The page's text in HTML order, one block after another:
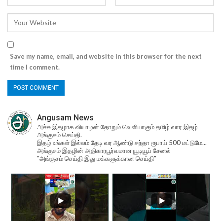
Save my name, email, and website in this browser for the next
time I comment.
Angusam News
அச்சு இதழாக வியாழன் தோறும் வெளியாகும் தமிழ் வார இதழ்
அங்குசம் செய்தி.
இதழ் உங்கள் இல்லம் தேடி வர ஆண்டு சந்தா ரூபாய் 500 மட்டுமே...
அங்குசம் இதழின் அதிகாரபூர்வமான யூடியூப் சேனல்
"அங்குசம் செய்தி இது மக்களுக்கான செய்தி"